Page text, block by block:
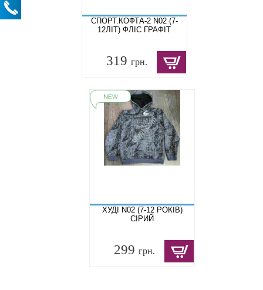
СПОРТ.КОФТА-2 N02 (7-
12ЛІТ) ФЛІС ГРАФІТ
319 грн.
ХУДІ N02 (7-12 РОКІВ)
СІРИЙ
299 грн.